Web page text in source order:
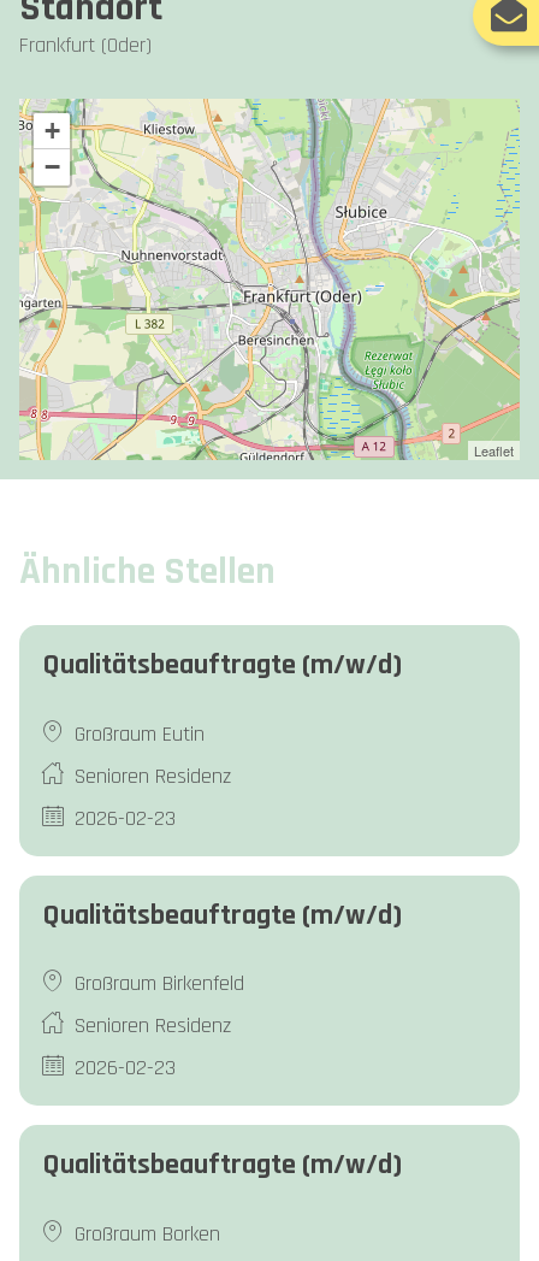
Frankfurt (Oder)
+
−
Leaflet
Ähnliche Stellen
Qualitätsbeauftragte (m/w/d)
Großraum Eutin
Senioren Residenz
2026-02-23
Qualitätsbeauftragte (m/w/d)
Großraum Birkenfeld
Senioren Residenz
2026-02-23
Qualitätsbeauftragte (m/w/d)
Großraum Borken